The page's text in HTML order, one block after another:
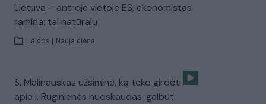
Lietuva – antroje vietoje ES, ekonomistas
ramina: tai natūralu
Laidos Nauja diena
S. Malinauskas užsiminė, ką teko girdėti
apie I. Ruginienės nuoskaudas: galbūt